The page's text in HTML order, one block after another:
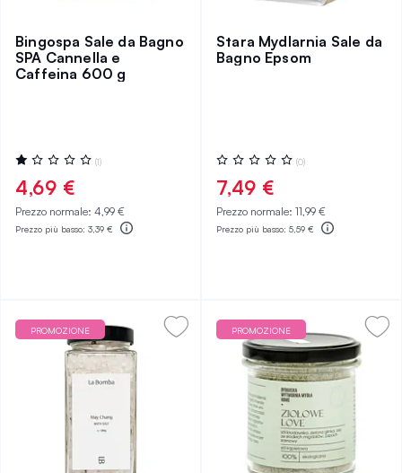
Bingospa Sale da Bagno
SPA Cannella e
Caffeina 600 g
Valutazione:
20%
(1)
4,69 €
Prezzo normale: 4,99 €
Prezzo più basso: 3,39 €
Stara Mydlarnia Sale da
Bagno Epsom
Valutazione:
0%
(0)
7,49 €
Prezzo normale: 11,99 €
Prezzo più basso: 5,59 €
PROMOZIONE PROMOZIONE